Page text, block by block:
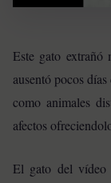
Este gato extrañó
ausentó pocos
como animales
afectos
El gato del